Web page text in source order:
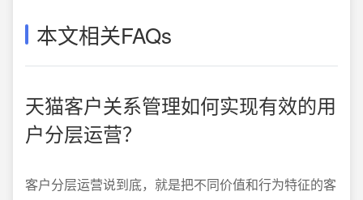
本文相关FAQs
天猫客户关系管理如何实现有效的用
户分层运营？
客户分层运营说到底，就是把不同价值和行为特征的客